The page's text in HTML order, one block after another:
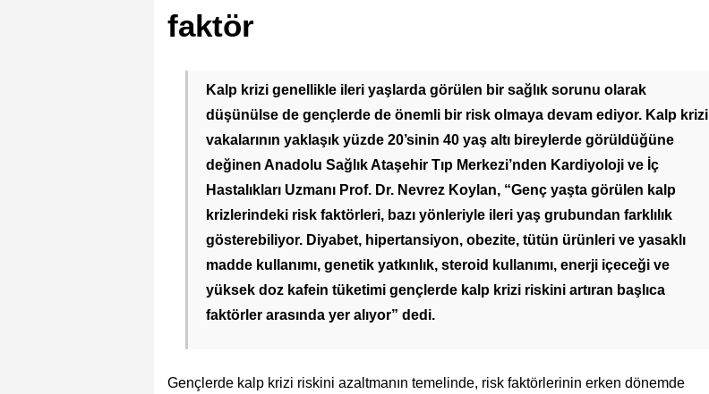
faktör
Kalp krizi genellikle ileri yaşlarda görülen bir sağlık sorunu olarak
düşünülse de gençlerde de önemli bir risk olmaya devam ediyor. Kalp krizi
vakalarının yaklaşık yüzde 20’sinin 40 yaş altı bireylerde görüldüğüne
değinen Anadolu Sağlık Ataşehir Tıp Merkezi’nden Kardiyoloji ve İç
Hastalıkları Uzmanı Prof. Dr. Nevrez Koylan, “Genç yaşta görülen kalp
krizlerindeki risk faktörleri, bazı yönleriyle ileri yaş grubundan farklılık
gösterebiliyor. Diyabet, hipertansiyon, obezite, tütün ürünleri ve yasaklı
madde kullanımı, genetik yatkınlık, steroid kullanımı, enerji içeceği ve
yüksek doz kafein tüketimi gençlerde kalp krizi riskini artıran başlıca
faktörler arasında yer alıyor” dedi.
Gençlerde kalp krizi riskini azaltmanın temelinde, risk faktörlerinin erken dönemde